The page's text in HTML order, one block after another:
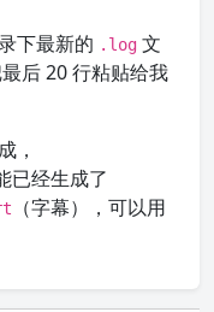
下最新的 .log 文
最后 20 行粘贴给我
，
已经生成了
（字幕），可以用